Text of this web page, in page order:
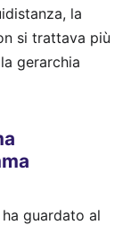
la
si trattava più
gerarchia
guardato al